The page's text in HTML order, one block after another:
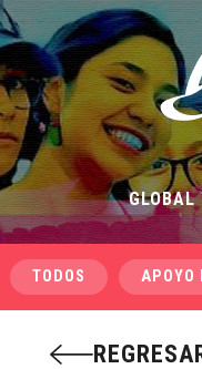
GLOBAL
TODOS APOYO